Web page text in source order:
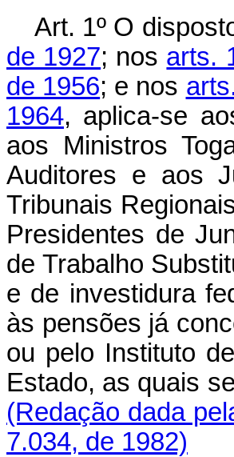
Art. 1º O
de 1927; nos arts.
de 1956; e nos
1964, aplica-se
aos Ministros
Auditores e aos
Tribunais
Presidentes de
de Trabalho
e de investidura
às pensões já
ou pelo Instituto
Estado, as
(Redação dada
7.034, de 1982)